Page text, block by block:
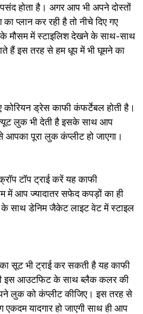
होता है। अगर आप भी अपने दोस्तों
प्लान कर रही है तो नीचे दिए गए
मौसम में स्टाइलिश देखने के साथ-साथ
हैं इस तरह से हम धूप में भी घूमने का
ड्रेस काफी कंफर्टेबल होती है।
लुक भी देती है इसके साथ आप
आपका पूरा लुक कंप्लीट हो जाएगा।
टॉप ट्राई करें यह काफी
में आप ज्यादातर सफेद कपड़ों का ही
साथ डेनिम जैकेट लाइट वेट में स्टाइल
सूट भी ट्राई कर सकती है यह काफी
इस आउटफिट के साथ ब्लैक कलर की
लुक को कंप्लीट कीजिए। इस तरह से
यादगार हो जाएगी साथ ही आप